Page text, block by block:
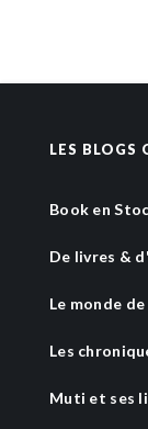
LES BLOGS
Book en
De livres &
Le monde
Les
Muti et ses